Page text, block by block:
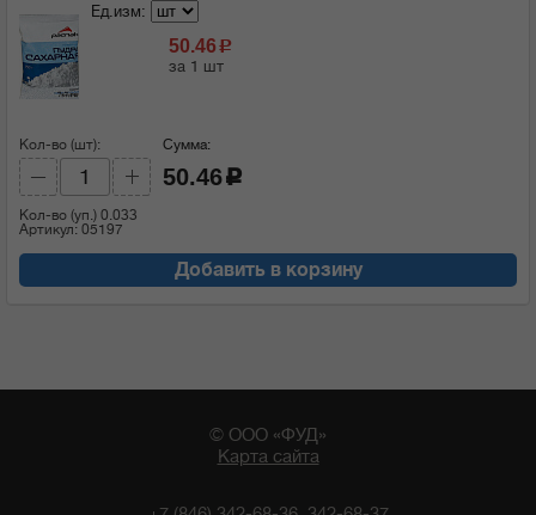
Ед.изм:
50.46 c
за 1 шт
Кол-во (шт):
Кол-во (уп.) 0.033
Артикул: 05197
Сумма:
50.46 c
Добавить в корзину
© ООО «ФУД»
Карта сайта